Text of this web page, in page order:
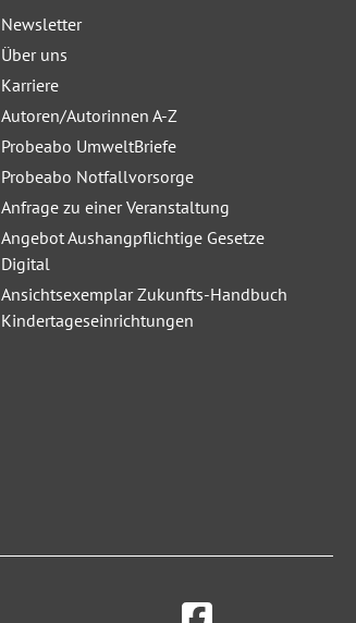
Newsletter
Über uns
Karriere
Autoren/Autorinnen A-Z
Probeabo UmweltBriefe
Probeabo Notfallvorsorge
Anfrage zu einer Veranstaltung
Angebot Aushangpflichtige Gesetze
Digital
Ansichtsexemplar Zukunfts-Handbuch
Kindertageseinrichtungen